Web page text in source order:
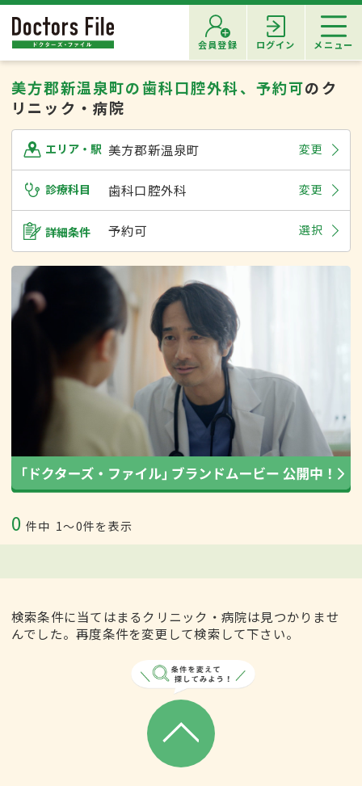
会員登録 ログイン メニュー
美方郡新温泉町の歯科口腔外科、予約可のク
リニック・病院
エリア・駅 美方郡新温泉町 変更
診療科目 歯科口腔外科 変更
詳細条件 予約可 選択
0 件中 1〜0件を表示
検索条件に当てはまるクリニック・病院は見つかりませ
んでした。再度条件を変更して検索して下さい。